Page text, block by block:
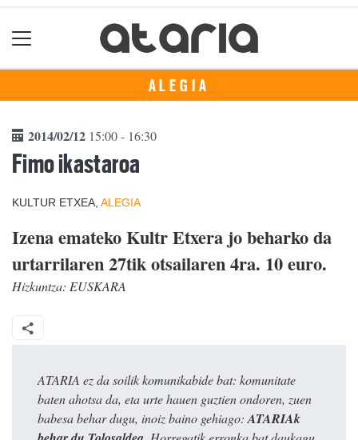
ALEGIA
2014/02/12 15:00 - 16:30
Fimo ikastaroa
KULTUR ETXEA, ALEGIA
Izena emateko Kultr Etxera jo beharko da
urtarrilaren 27tik otsailaren 4ra. 10 euro.
Hizkuntza: EUSKARA
ATARIA ez da soilik komunikabide bat: komunitate
baten ahotsa da, eta urte hauen guztien ondoren, zuen
babesa behar dugu, inoiz baino gehiago:ATARIAk